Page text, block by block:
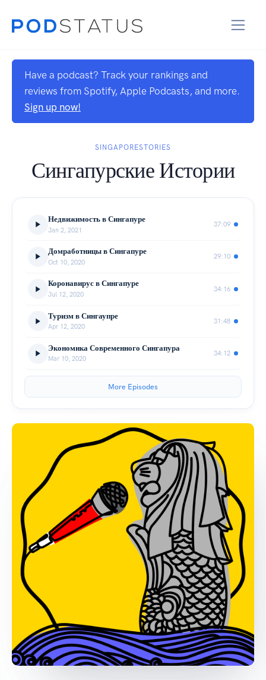
Have a podcast? Track your rankings and
reviews from Spotify, Apple Podcasts, and more.
Sign up now!
SINGAPORESTORIES
Сингапурские Истории
Недвижимость в Сингапуре
Jan 2, 2021
37:09
Домработницы в Сингапуре
Oct 10, 2020
29:10
Коронавирус в Сингапуре
Jul 12, 2020
34:16
Туризм в Сингаупре
Apr 12, 2020
31:48
Экономика Современного Сингапура
Mar 10, 2020
34:12
More Episodes